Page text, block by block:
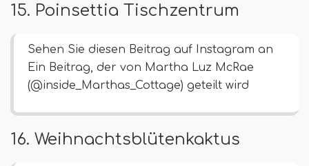
15. Poinsettia Tischzentrum
Sehen Sie diesen Beitrag auf Instagram an
Ein Beitrag, der von Martha Luz McRae
(@inside_Marthas_Cottage) geteilt wird
16. Weihnachtsblütenkaktus